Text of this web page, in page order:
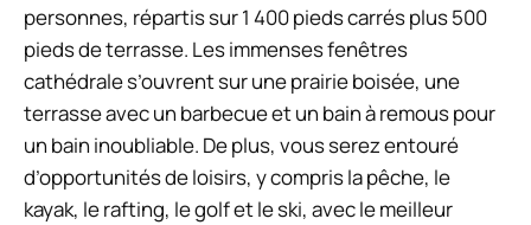
personnes, répartis sur 1 400 pieds carrés plus 500
pieds de terrasse. Les immenses fenêtres
cathédrale s’ouvrent sur une prairie boisée, une
terrasse avec un barbecue et un bain à remous pour
un bain inoubliable. De plus, vous serez entouré
d’opportunités de loisirs, y compris la pêche, le
kayak, le rafting, le golf et le ski, avec le meilleur